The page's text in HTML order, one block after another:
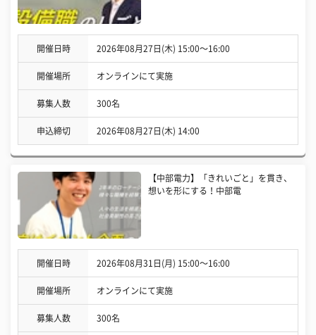
開催日時 2026年08月27日(木) 15:00〜16:00
開催場所 オンラインにて実施
募集人数 300名
申込締切 2026年08月27日(木) 14:00
【中部電力】「きれいごと」を貫き、
想いを形にする！中部電
開催日時 2026年08月31日(月) 15:00〜16:00
開催場所 オンラインにて実施
募集人数 300名